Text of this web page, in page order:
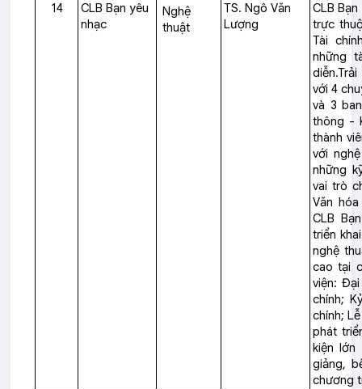
14
CLB Bạn yêu
nhạc
Nghệ
thuật
TS. Ngô Văn
Lượng
CLB
trực
Tài
những
với 4
và 3
thông -
thành
với
những
vai trò
Văn
CLB
triển
nghệ
cao tại
viện:
chính;
chính;
phát
kiện
giảng,
chương